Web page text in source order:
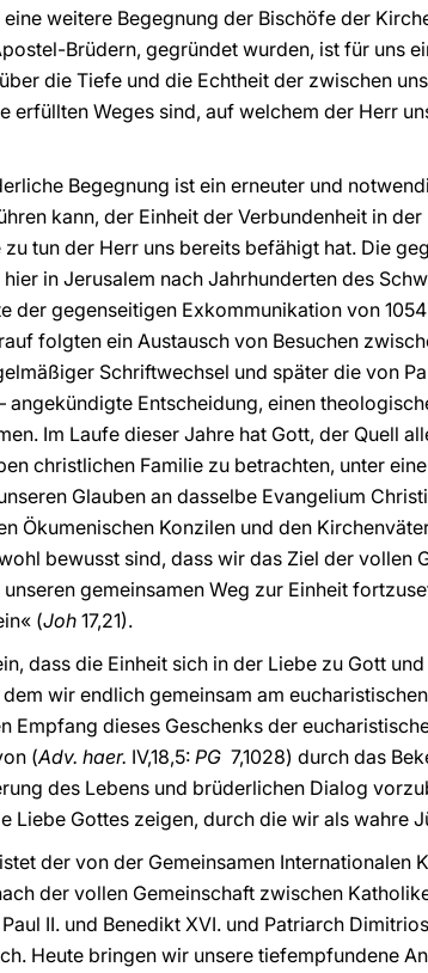
weitere Begegnung der Bischöfe der
Brüdern, gegründet wurden, ist für uns
die Tiefe und die Echtheit der zwischen
erfüllten Weges sind, auf welchem der Herr
Begegnung ist ein erneuter und
kann, der Einheit der Verbundenheit in
tun der Herr uns bereits befähigt hat. Die
in Jerusalem nach Jahrhunderten des
der gegenseitigen Exkommunikation von
folgten ein Austausch von Besuchen
Schriftwechsel und später die von
angekündigte Entscheidung, einen
Im Laufe dieser Jahre hat Gott, der Quell
christlichen Familie zu betrachten, unter
Glauben an dasselbe Evangelium
Ökumenischen Konzilen und den
bewusst sind, dass wir das Ziel der
unseren gemeinsamen Weg zur Einheit
(Joh 17,21).
dass die Einheit sich in der Liebe zu Gott
wir endlich gemeinsam am
Empfang dieses Geschenks der
(Adv. haer. IV,18,5: PG 7,1028) durch das
des Lebens und brüderlichen Dialog
Liebe Gottes zeigen, durch die wir als wahre
der von der Gemeinsamen
der vollen Gemeinschaft zwischen
II. und Benedikt XVI. und Patriarch
Heute bringen wir unsere tiefempfundene